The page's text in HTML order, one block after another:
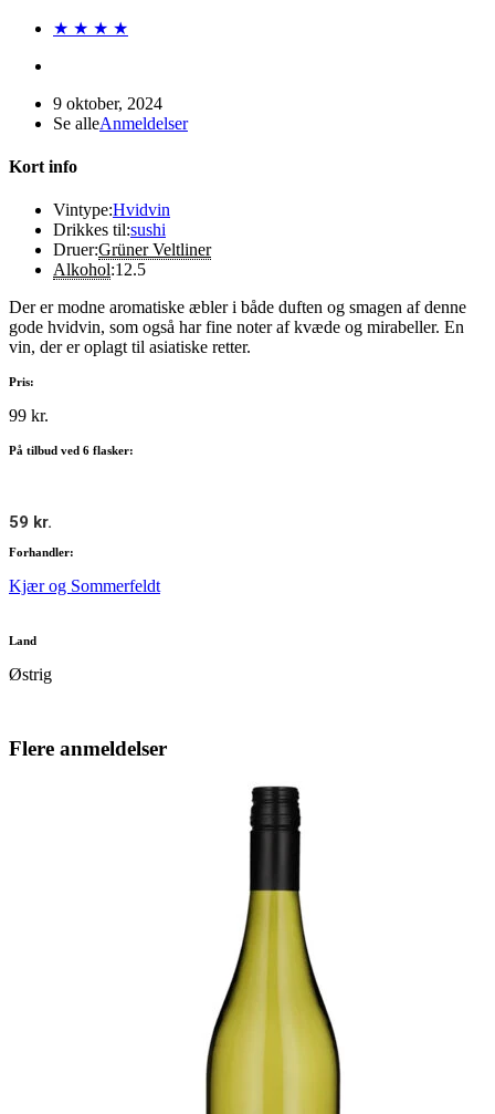
★ ★ ★ ★
9 oktober, 2024
Se alleAnmeldelser
Kort info
Vintype:Hvidvin
Drikkes til:sushi
Druer:Grüner Veltliner
Alkohol:12.5
Der er modne aromatiske æbler i både duften og smagen af denne
gode hvidvin, som også har fine noter af kvæde og mirabeller. En
vin, der er oplagt til asiatiske retter.
Pris:
99 kr.
På tilbud ved 6 flasker:
59 kr.
Forhandler:
Kjær og Sommerfeldt
Land
Østrig
Flere anmeldelser